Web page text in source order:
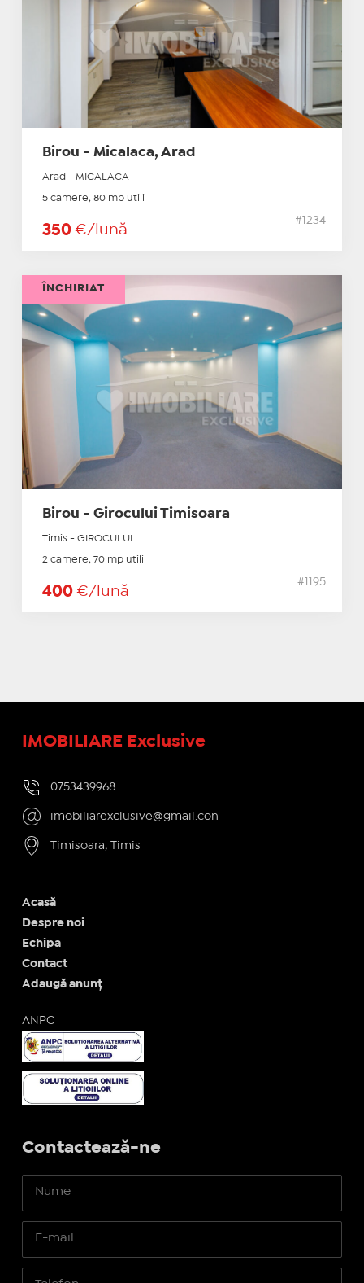
Birou - Micalaca, Arad
Arad - MICALACA
5 camere, 80 mp utili
350 €/lună
#1234
Birou - Girocului Timisoara
Timis - GIROCULUI
2 camere, 70 mp utili
400 €/lună
#1195
ÎNCHIRIAT
IMOBILIARE Exclusive
0753439968
imobiliarexclusive@gmail.con
Timisoara, Timis
Acasă
Despre noi
Echipa
Contact
Adaugă anunț
ANPC
Contactează-ne